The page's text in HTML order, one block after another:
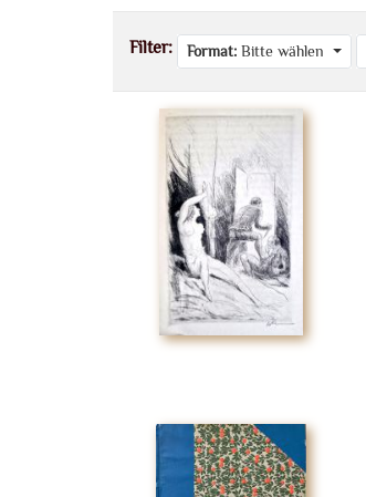
Filter: Format: Bitte wählen